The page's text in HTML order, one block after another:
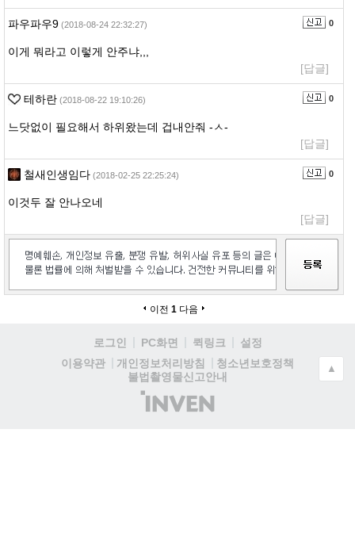
파우파우9 (2018-08-24 22:32:27) 0
이게 뭐라고 이렇게 안주냐,,,
[답글]
테하란 (2018-08-22 19:10:26) 0
느닷없이 필요해서 하위왔는데 겁내안줘 -ㅅ-
[답글]
철새인생임다 (2018-02-25 22:25:24) 0
이것두 잘 안나오네
[답글]
이전 1 다음
로그인 PC화면 퀵링크
설정
이용약관
개인정보처리방침
청소년보호정책
불법촬영물신고안내
(주)
인
▲